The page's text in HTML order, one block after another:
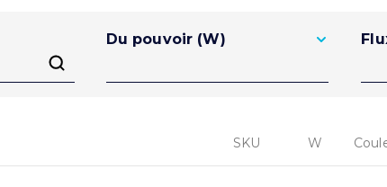
Du pouvoir (W)
SKU W